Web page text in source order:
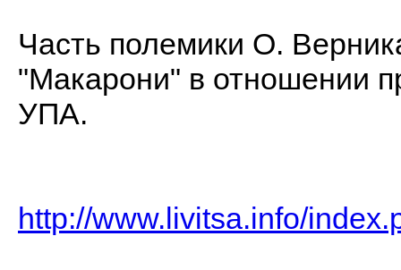
Часть полемики О.
"Макарони" в отношении
УПА.
http://www.livitsa.info/